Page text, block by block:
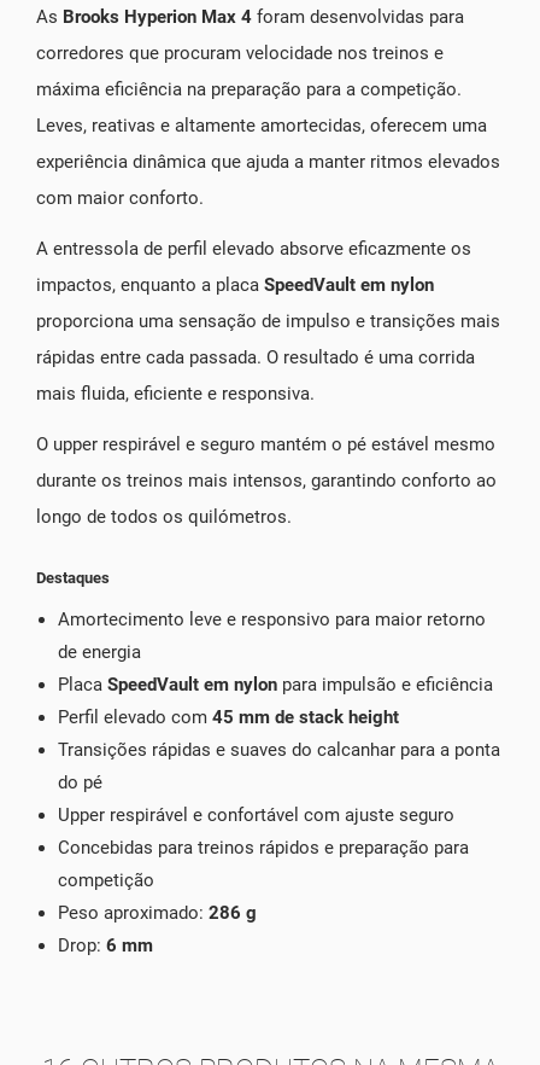
As Brooks Hyperion Max 4 foram desenvolvidas para
corredores que procuram velocidade nos treinos e
máxima eficiência na preparação para a competição.
Leves, reativas e altamente amortecidas, oferecem uma
experiência dinâmica que ajuda a manter ritmos elevados
com maior conforto.
A entressola de perfil elevado absorve eficazmente os
impactos, enquanto a placa SpeedVault em nylon
proporciona uma sensação de impulso e transições mais
rápidas entre cada passada. O resultado é uma corrida
mais fluida, eficiente e responsiva.
O upper respirável e seguro mantém o pé estável mesmo
durante os treinos mais intensos, garantindo conforto ao
longo de todos os quilómetros.
Destaques
Amortecimento leve e responsivo para maior retorno
de energia
Placa SpeedVault em nylon para impulsão e eficiência
Perfil elevado com 45 mm de stack height
Transições rápidas e suaves do calcanhar para a ponta
do pé
Upper respirável e confortável com ajuste seguro
Concebidas para treinos rápidos e preparação para
competição
Peso aproximado: 286 g
Drop: 6 mm